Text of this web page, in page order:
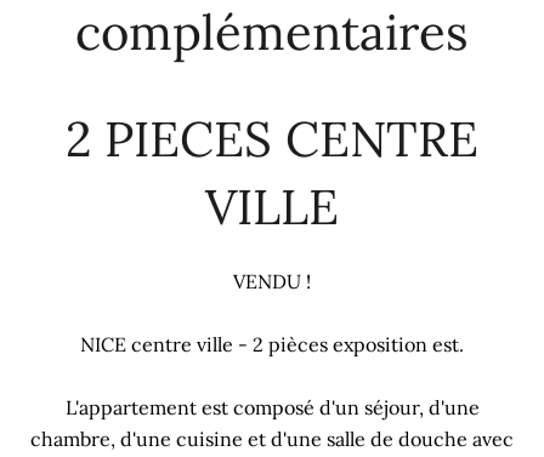
complémentaires
2 PIECES CENTRE
VILLE
VENDU !
NICE centre ville - 2 pièces exposition est.
L'appartement est composé d'un séjour, d'une
chambre, d'une cuisine et d'une salle de douche avec